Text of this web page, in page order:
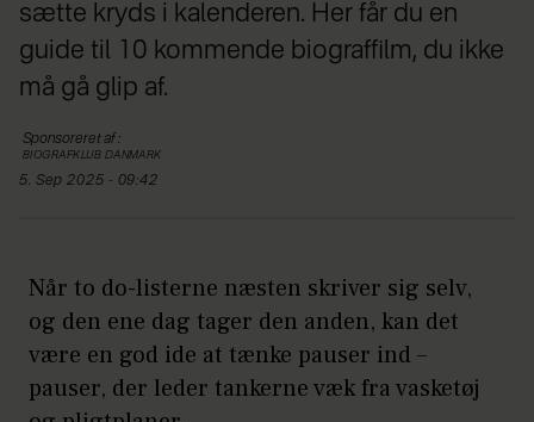
sætte kryds i kalenderen. Her får du en
guide til 10 kommende biograffilm, du ikke
må gå glip af.
Sponsoreret af:
BIOGRAFKLUB DANMARK
5. Sep 2025 - 09:42
Når to do-listerne næsten skriver sig selv,
og den ene dag tager den anden, kan det
være en god ide at tænke pauser ind –
pauser, der leder tankerne væk fra vasketøj